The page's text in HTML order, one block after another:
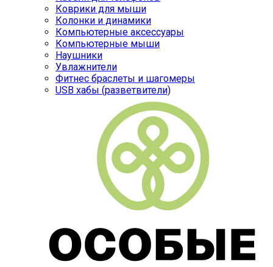
Коврики для мыши
Колонки и динамики
Компьютерные аксессуары
Компьютерные мыши
Наушники
Увлажнители
Фитнес браслеты и шагомеры
USB хабы (разветвители)